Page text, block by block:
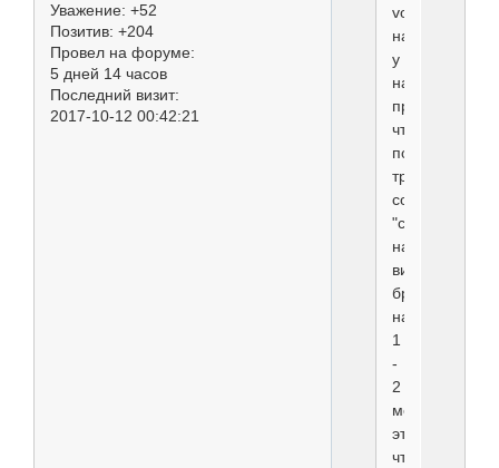
Уважение: +52
Позитив: +204
Провел на форуме:
5 дней 14 часов
Последний визит:
2017-10-12 00:42:21
voFFka
написал(а):
у
нас
принято,
что
после
тримминга
собаки
"садяться"
на
брэверсы),
на
1
-
2
месяца.
это
чтоб